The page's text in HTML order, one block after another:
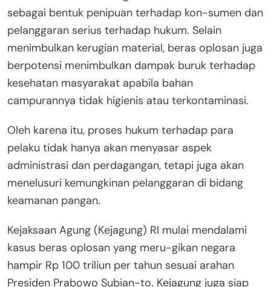
sebagai bentuk penipuan terhadap kon-sumen dan
pelanggaran serius terhadap hukum. Selain
menimbulkan kerugian material, beras oplosan juga
berpotensi menimbulkan dampak buruk terhadap
kesehatan masyarakat apabila bahan
campurannya tidak higienis atau terkontaminasi.
Oleh karena itu, proses hukum terhadap para
pelaku tidak hanya akan menyasar aspek
administrasi dan perdagangan, tetapi juga akan
menelusuri kemungkinan pelanggaran di bidang
keamanan pangan.
Kejaksaan Agung (Kejagung) RI mulai mendalami
kasus beras oplosan yang meru-gikan negara
hampir Rp 100 triliun per tahun sesuai arahan
Presiden Prabowo Subian-to. Kejagung juga siap